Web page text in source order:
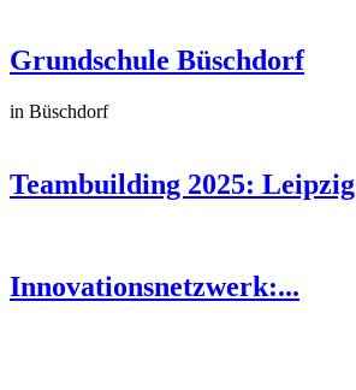
Grundschule Büschdorf
in Büschdorf
Teambuilding 2025: Leipzig
Innovationsnetzwerk:...